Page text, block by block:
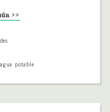
>>
potable